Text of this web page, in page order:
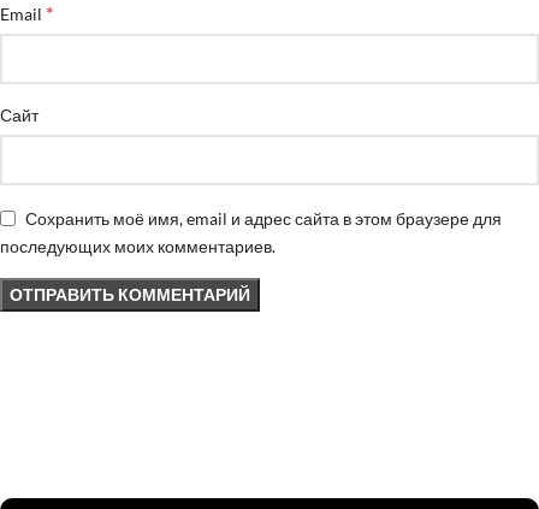
Email *
Сайт
Сохранить моё имя, email и адрес сайта в этом браузере для
последующих моих комментариев.